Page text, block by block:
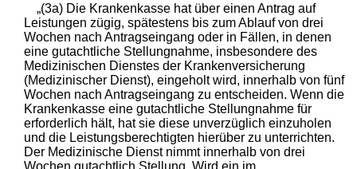
„(3a) Die Krankenkasse hat über einen Antrag auf
Leistungen zügig, spätestens bis zum Ablauf von drei
Wochen nach Antragseingang oder in Fällen, in denen
eine gutachtliche Stellungnahme, insbesondere des
Medizinischen Dienstes der Krankenversicherung
(Medizinischer Dienst), eingeholt wird, innerhalb von fünf
Wochen nach Antragseingang zu entscheiden. Wenn die
Krankenkasse eine gutachtliche Stellungnahme für
erforderlich hält, hat sie diese unverzüglich einzuholen
und die Leistungsberechtigten hierüber zu unterrichten.
Der Medizinische Dienst nimmt innerhalb von drei
Wochen gutachtlich Stellung. Wird ein im